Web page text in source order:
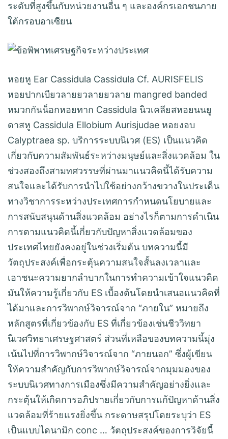
ระดับที่สูงขึ้นกับหน่วยงานอื่น ๆ และองค์กรเอกชนภาย
ใต้กรอบอาเซียน
หอยหู Ear Cassidula Cassidula Cf. AURISFELIS
หอยปากเบียวลายยวลายยวลาย mangred banded
หมวกกันน็อกหอยทาก Cassidula นิวเคลียสหอยนนยู
ดาสหู Cassidula Ellobium Aurisjudae หอยงอบ
Calyptraea sp. บริการระบบนิเวศ (ES) เป็นแนวคิด
เกี่ยวกับความสัมพันธ์ระหว่างมนุษย์และสิ่งแวดล้อม ใน
ช่วงสองถึงสามทศวรรษที่ผ่านมาแนวคิดนี้ได้รับความ
สนใจและได้รับการนำไปใช้อย่างกว้างขวางในประเด็น
ทางวิชาการระหว่างประเทศการกำหนดนโยบายและ
การสนับสนุนด้านสิ่งแวดล้อม อย่างไรก็ตามการดำเนิน
การตามแนวคิดนี้เกี่ยวกับปัญหาสิ่งแวดล้อมของ
ประเทศไทยยังคงอยู่ในช่วงเริ่มต้น บทความนี้มี
วัตถุประสงค์เพื่อกระตุ้นความสนใจสั้นลงเวลาและ
เอาชนะความยากลำบากในการทำความเข้าใจแนวคิด
มันให้ความรู้เกี่ยวกับ ES เบื้องต้นโดยนำเสนอแนวคิดที่
ได้มาและการวิพากษ์วิจารณ์จาก “ภายใน” หมายถึง
หลักสูตรที่เกี่ยวข้องกับ ES ที่เกี่ยวข้องเช่นชีววิทยา
นิเวศวิทยาเศรษฐศาสตร์ ส่วนที่เหลือของบทความนี้มุ่ง
เน้นไปที่การวิพากษ์วิจารณ์จาก “ภายนอก” ซึ่งผู้เขียน
ให้ความสำคัญกับการวิพากษ์วิจารณ์จากมุมมองของ
ระบบนิเวศทางการเมืองซึ่งมีความสำคัญอย่างยิ่งและ
กระตุ้นให้เกิดการอภิปรายเกี่ยวกับการแก้ปัญหาด้านสิ่ง
แวดล้อมที่ร้ายแรงยิ่งขึ้น กระดาษสรุปโดยระบุว่า ES
เป็นแบบไดนามิก conc … วัตถุประสงค์ของการวิจัยนี้